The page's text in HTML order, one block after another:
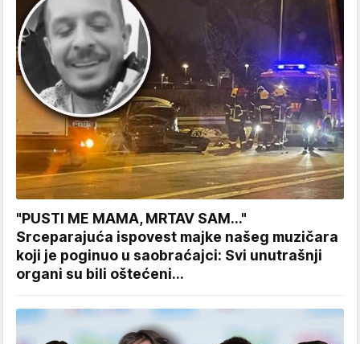
"PUSTI ME MAMA, MRTAV SAM..."
Srceparajuća ispovest majke našeg muzičara
koji je poginuo u saobraćajci: Svi unutrašnji
organi su bili oštećeni...